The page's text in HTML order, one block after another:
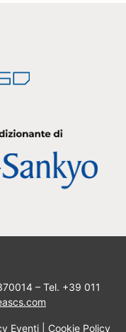
– Tel. +39 011
Eventi Cookie Policy